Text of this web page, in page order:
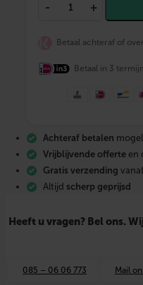
t
e
M
i
n
- +
Betaal achteraf of
Betaal in 3
Achteraf betalen
Vrijblijvende offerte en
Gratis verzending
Altijd scherp geprijsd
Heeft u vragen? Bel ons.
085 – 06 06 773 Mail